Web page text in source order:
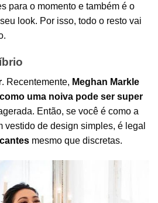
para o momento e também é o
look. Por isso, todo o resto vai
. Recentemente, Meghan Markle
uma noiva pode ser super
Então, se você é como a
vestido de design simples, é legal
mesmo que discretas.